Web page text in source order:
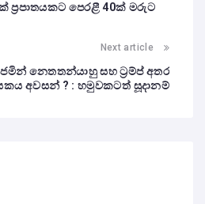
ප්‍රපාතයකට පෙරළී 40ක් මරුට
Next article
නෙතතන්යාහු සහ ට්‍රම්ප් අතර
අවසන් ? : හමුවකටත් සූදානම්